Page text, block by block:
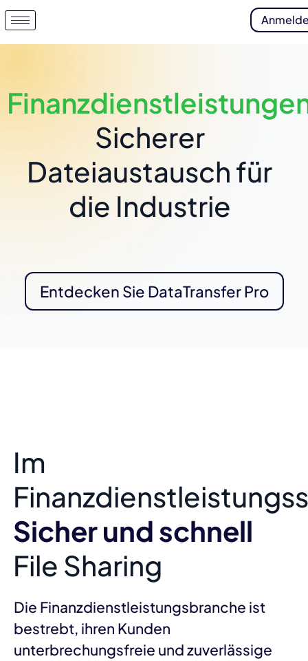
Sicherer
Dateiaustausch für
die Industrie
Entdecken Sie DataTransfer Pro
Im
Sicher und schnell
File Sharing
Die Finanzdienstleistungsbranche ist
bestrebt, ihren Kunden
unterbrechungsfreie und zuverlässige